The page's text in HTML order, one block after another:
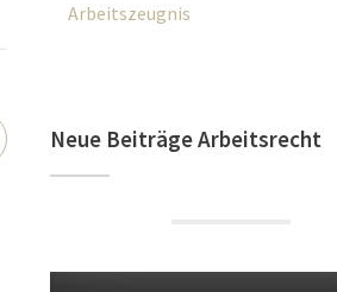
Arbeitszeugnis
Neue Beiträge Arbeitsrecht